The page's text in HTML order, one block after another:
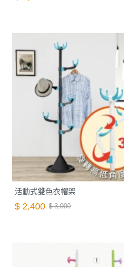
活動式雙色衣帽架
$ 2,400 $ 3,000